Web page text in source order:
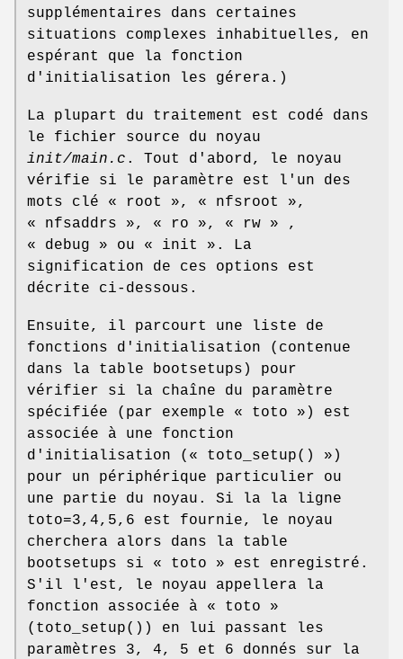
supplémentaires dans certaines
situations complexes inhabituelles, en
espérant que la fonction
d'initialisation les gérera.)
La plupart du traitement est codé dans
le fichier source du noyau
init/main.c . Tout d'abord, le noyau
vérifie si le paramètre est l'un des
mots clé « root », « nfsroot »,
« nfsaddrs », « ro », « rw » ,
« debug » ou « init ». La
signification de ces options est
décrite ci-dessous.
Ensuite, il parcourt une liste de
fonctions d'initialisation (contenue
dans la table bootsetups) pour
vérifier si la chaîne du paramètre
spécifiée (par exemple « toto ») est
associée à une fonction
d'initialisation (« toto_setup() »)
pour un périphérique particulier ou
une partie du noyau. Si la la ligne
toto=3,4,5,6 est fournie, le noyau
cherchera alors dans la table
bootsetups si « toto » est enregistré.
S'il l'est, le noyau appellera la
fonction associée à « toto »
(toto_setup()) en lui passant les
paramètres 3, 4, 5 et 6 donnés sur la